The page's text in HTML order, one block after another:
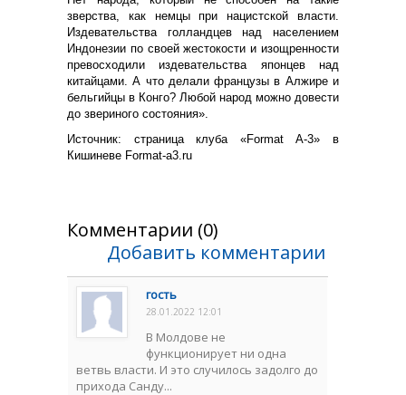
зверства, как немцы при нацистской власти.
Издевательства голландцев над населением
Индонезии по своей жестокости и изощренности
превосходили издевательства японцев над
китайцами. А что делали французы в Алжире и
бельгийцы в Конго? Любой народ можно довести
до звериного состояния».
Источник: страница клуба «Format А-3» в
Кишиневе Format-a3.ru
Комментарии (0)
Добавить комментарии
гость
28.01.2022 12:01
В Молдове не
функционирует ни одна
ветвь власти. И это случилось задолго до
прихода Санду...